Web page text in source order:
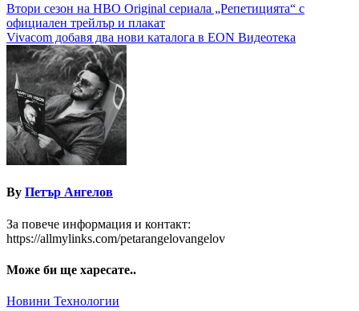
Навигация
Втори сезон на HBO Original сериала „Репетицията“ с
официален трейлър и плакат
Vivacom добавя два нови каталога в EON Видеотека
By Петър Ангелов
За повече информация и контакт:
https://allmylinks.com/petarangelovangelov
Може би ще харесате..
Новини Технологии